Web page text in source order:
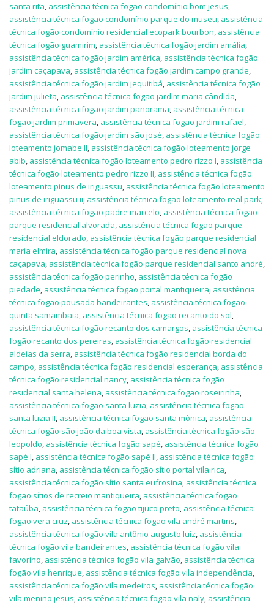
santa rita, assistência técnica fogão condomínio bom jesus,
assistência técnica fogão condomínio parque do museu, assistência
técnica fogão condomínio residencial ecopark bourbon, assistência
técnica fogão guamirim, assistência técnica fogão jardim amália,
assistência técnica fogão jardim américa, assistência técnica fogão
jardim caçapava, assistência técnica fogão jardim campo grande,
assistência técnica fogão jardim jequitibá, assistência técnica fogão
jardim julieta, assistência técnica fogão jardim maria cândida,
assistência técnica fogão jardim panorama, assistência técnica
fogão jardim primavera, assistência técnica fogão jardim rafael,
assistência técnica fogão jardim são josé, assistência técnica fogão
loteamento jomabe II, assistência técnica fogão loteamento jorge
abib, assistência técnica fogão loteamento pedro rizzo I, assistência
técnica fogão loteamento pedro rizzo II, assistência técnica fogão
loteamento pinus de iriguassu, assistência técnica fogão loteamento
pinus de iriguassu ii, assistência técnica fogão loteamento real park,
assistência técnica fogão padre marcelo, assistência técnica fogão
parque residencial alvorada, assistência técnica fogão parque
residencial eldorado, assistência técnica fogão parque residencial
maria elmira, assistência técnica fogão parque residencial nova
caçapava, assistência técnica fogão parque residencial santo andré,
assistência técnica fogão perinho, assistência técnica fogão
piedade, assistência técnica fogão portal mantiqueira, assistência
técnica fogão pousada bandeirantes, assistência técnica fogão
quinta samambaia, assistência técnica fogão recanto do sol,
assistência técnica fogão recanto dos camargos, assistência técnica
fogão recanto dos pereiras, assistência técnica fogão residencial
aldeias da serra, assistência técnica fogão residencial borda do
campo, assistência técnica fogão residencial esperança, assistência
técnica fogão residencial nancy, assistência técnica fogão
residencial santa helena, assistência técnica fogão roseirinha,
assistência técnica fogão santa luzia, assistência técnica fogão
santa luzia II, assistência técnica fogão santa mônica, assistência
técnica fogão são joão da boa vista, assistência técnica fogão são
leopoldo, assistência técnica fogão sapé, assistência técnica fogão
sapé I, assistência técnica fogão sapé II, assistência técnica fogão
sítio adriana, assistência técnica fogão sítio portal vila rica,
assistência técnica fogão sítio santa eufrosina, assistência técnica
fogão sítios de recreio mantiqueira, assistência técnica fogão
tataúba, assistência técnica fogão tijuco preto, assistência técnica
fogão vera cruz, assistência técnica fogão vila andré martins,
assistência técnica fogão vila antônio augusto luiz, assistência
técnica fogão vila bandeirantes, assistência técnica fogão vila
favorino, assistência técnica fogão vila galvão, assistência técnica
fogão vila henrique, assistência técnica fogão vila independência,
assistência técnica fogão vila medeiros, assistência técnica fogão
vila menino jesus, assistência técnica fogão vila naly, assistência